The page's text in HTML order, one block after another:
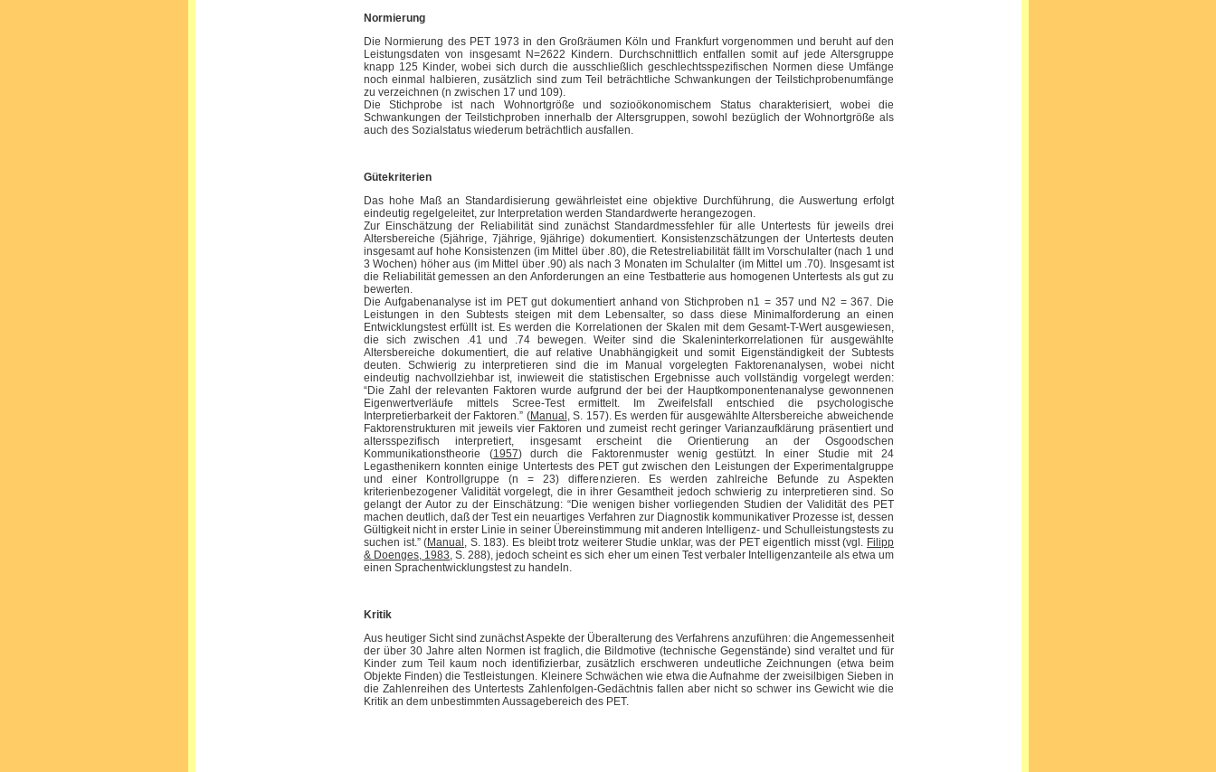
Normierung
Die Normierung des PET 1973 in den Großräumen Köln und Frankfurt vorgenommen und beruht auf den
Leistungsdaten von insgesamt N=2622 Kindern. Durchschnittlich entfallen somit auf jede Altersgruppe
knapp 125 Kinder, wobei sich durch die ausschließlich geschlechtsspezifischen Normen diese Umfänge
noch einmal halbieren, zusätzlich sind zum Teil beträchtliche Schwankungen der Teilstichprobenumfänge
zu verzeichnen (n zwischen 17 und 109).
Die Stichprobe ist nach Wohnortgröße und sozioökonomischem Status charakterisiert, wobei die
Schwankungen der Teilstichproben innerhalb der Altersgruppen, sowohl bezüglich der Wohnortgröße als
auch des Sozialstatus wiederum beträchtlich ausfallen.
Gütekriterien
Das hohe Maß an Standardisierung gewährleistet eine objektive Durchführung, die Auswertung erfolgt
eindeutig regelgeleitet, zur Interpretation werden Standardwerte herangezogen.
Zur Einschätzung der Reliabilität sind zunächst Standardmessfehler für alle Untertests für jeweils drei
Altersbereiche (5jährige, 7jährige, 9jährige) dokumentiert. Konsistenzschätzungen der Untertests deuten
insgesamt auf hohe Konsistenzen (im Mittel über .80), die Retestreliabilität fällt im Vorschulalter (nach 1 und
3 Wochen) höher aus (im Mittel über .90) als nach 3 Monaten im Schulalter (im Mittel um .70). Insgesamt ist
die Reliabilität gemessen an den Anforderungen an eine Testbatterie aus homogenen Untertests als gut zu
bewerten.
Die Aufgabenanalyse ist im PET gut dokumentiert anhand von Stichproben n1 = 357 und N2 = 367. Die
Leistungen in den Subtests steigen mit dem Lebensalter, so dass diese Minimalforderung an einen
Entwicklungstest erfüllt ist. Es werden die Korrelationen der Skalen mit dem Gesamt-T-Wert ausgewiesen,
die sich zwischen .41 und .74 bewegen. Weiter sind die Skaleninterkorrelationen für ausgewählte
Altersbereiche dokumentiert, die auf relative Unabhängigkeit und somit Eigenständigkeit der Subtests
deuten. Schwierig zu interpretieren sind die im Manual vorgelegten Faktorenanalysen, wobei nicht
eindeutig nachvollziehbar ist, inwieweit die statistischen Ergebnisse auch vollständig vorgelegt werden:
“Die Zahl der relevanten Faktoren wurde aufgrund der bei der Hauptkomponentenanalyse gewonnenen
Eigenwertverläufe mittels Scree-Test ermittelt. Im Zweifelsfall entschied die psychologische
Interpretierbarkeit der Faktoren.” (Manual , S. 157). Es werden für ausgewählte Altersbereiche abweichende
Faktorenstrukturen mit jeweils vier Faktoren und zumeist recht geringer Varianzaufklärung präsentiert und
altersspezifisch interpretiert, insgesamt erscheint die Orientierung an der Osgoodschen
Kommunikationstheorie (1957) durch die Faktorenmuster wenig gestützt. In einer Studie mit 24
Legasthenikern konnten einige Untertests des PET gut zwischen den Leistungen der Experimentalgruppe
und einer Kontrollgruppe (n = 23) differenzieren. Es werden zahlreiche Befunde zu Aspekten
kriterienbezogener Validität vorgelegt, die in ihrer Gesamtheit jedoch schwierig zu interpretieren sind. So
gelangt der Autor zu der Einschätzung: “Die wenigen bisher vorliegenden Studien der Validität des PET
machen deutlich, daß der Test ein neuartiges Verfahren zur Diagnostik kommunikativer Prozesse ist, dessen
Gültigkeit nicht in erster Linie in seiner Übereinstimmung mit anderen Intelligenz- und Schulleistungstests zu
suchen ist.” (Manual , S. 183). Es bleibt trotz weiterer Studie unklar, was der PET eigentlich misst (vgl. Filipp
& Doenges, 1983, S. 288), jedoch scheint es sich eher um einen Test verbaler Intelligenzanteile als etwa um
einen Sprachentwicklungstest zu handeln.
Kritik
Aus heutiger Sicht sind zunächst Aspekte der Überalterung des Verfahrens anzuführen: die Angemessenheit
der über 30 Jahre alten Normen ist fraglich, die Bildmotive (technische Gegenstände) sind veraltet und für
Kinder zum Teil kaum noch identifizierbar, zusätzlich erschweren undeutliche Zeichnungen (etwa beim
Objekte Finden) die Testleistungen. Kleinere Schwächen wie etwa die Aufnahme der zweisilbigen Sieben in
die Zahlenreihen des Untertests Zahlenfolgen-Gedächtnis fallen aber nicht so schwer ins Gewicht wie die
Kritik an dem unbestimmten Aussagebereich des PET.